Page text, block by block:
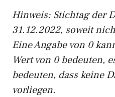
Hinweis: Stichtag der
31.12.2022, soweit
Eine Angabe von 0
Wert von 0 bedeuten,
bedeuten, dass keine
vorliegen.